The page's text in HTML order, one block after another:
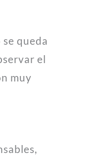
queda
el
muy